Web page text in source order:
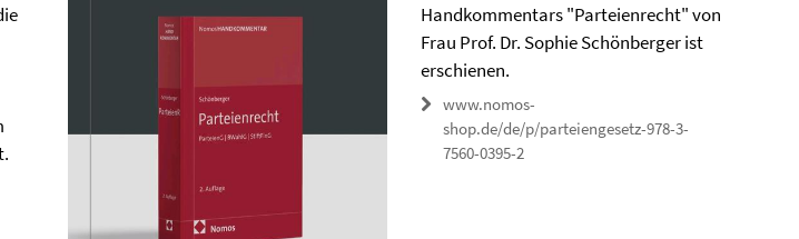
Handkommentars "Parteienrecht" von
Frau Prof. Dr. Sophie Schönberger ist
erschienen.
www.nomos-
shop.de/de/p/parteiengesetz-978-3-
7560-0395-2